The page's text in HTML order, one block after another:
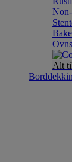
Alt